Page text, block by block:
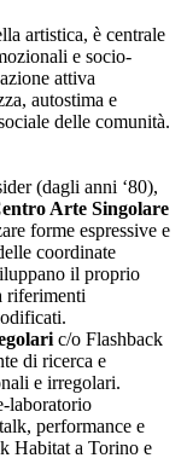
artistica, è centrale
e socio-
attiva
autostima e
delle comunità.
(dagli anni ‘80),
Arte Singolare
forme espressive e
coordinate
il proprio
riferimenti
c/o Flashback
di ricerca e
e irregolari.
laboratorio
performance e
Habitat a Torino e